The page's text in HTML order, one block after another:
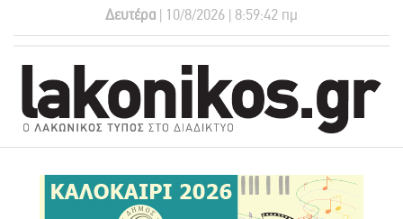
Δευτέρα | 10/8/2026 | 8:59:42 πμ